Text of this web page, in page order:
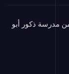
مدرسة ذكور أبو